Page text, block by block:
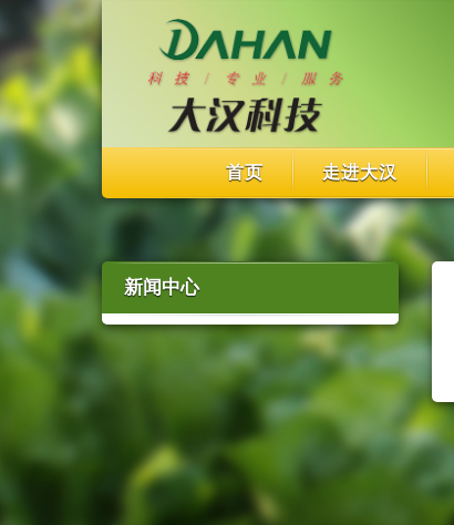
首页 走进大汉
新闻中心